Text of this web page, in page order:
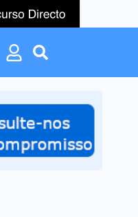
Search
Search
for: